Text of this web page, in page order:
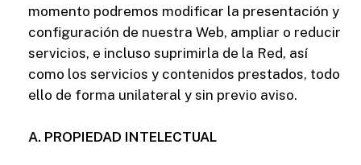
momento podremos modificar la presentación y
configuración de nuestra Web, ampliar o reducir
servicios, e incluso suprimirla de la Red, así
como los servicios y contenidos prestados, todo
ello de forma unilateral y sin previo aviso.
A. PROPIEDAD INTELECTUAL